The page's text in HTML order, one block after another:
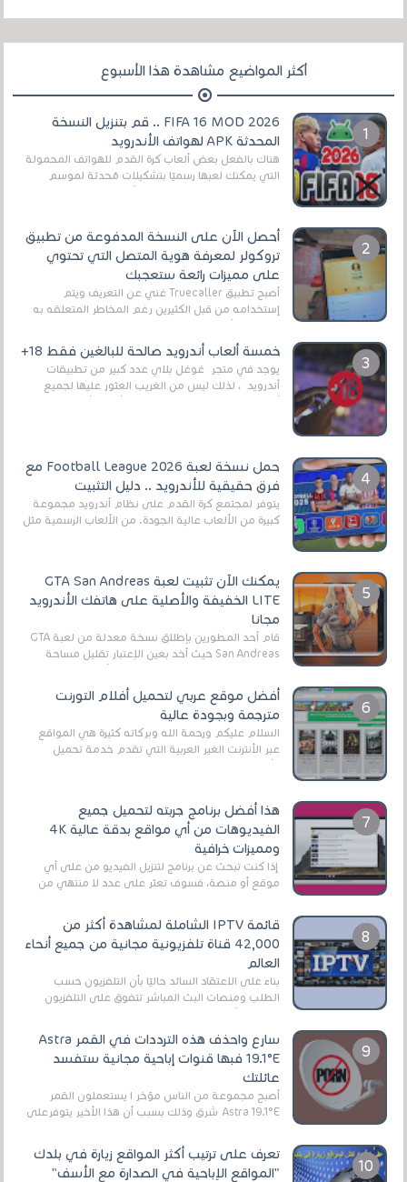
أكثر المواضيع مشاهدة هذا الأسبوع
FIFA 16 MOD 2026 .. قم بتنزيل النسخة
المحدثة APK لهواتف الأندرويد
هناك بالفعل بعض ألعاب كرة القدم للهواتف المحمولة
التي يمكنك لعبها رسميًا بتشكيلات مُحدثة لموسم
أحصل الآن على النسخة المدفوعة من تطبيق
تروكولر لمعرفة هوية المتصل التي تحتوي
على مميزات رائعة ستعجبك
أصبح تطبيق Truecaller غني عن التعريف ويتم
إستخدامه من قبل الكثيرين رغم المخاطر المتعلقه به
خمسة ألعاب أندرويد صالحة للبالغين فقط 18+
يوجد في متجر غوغل بلاي عدد كبير من تطبيقات
أندرويد ، لذلك ليس من الغريب العثور عليها لجميع
حمل نسخة لعبة Football League 2026 مع
فرق حقيقية للأندرويد .. دليل التثبيت
يتوفر لمجتمع كرة القدم على نظام أندرويد مجموعة
كبيرة من الألعاب عالية الجودة. من الألعاب الرسمية مثل
يمكنك الآن تثبيت لعبة GTA San Andreas
LITE الخفيفة والأصلية على هاتفك الأندرويد
مجانا
قام أحد المطورين بإطلاق نسخة معدلة من لعبة GTA
San Andreas حيث أخد بعين الإعتبار تقليل مساحة
أفضل موقع عربي لتحميل أفلام التورنت
مترجمة وبجودة عالية
السلام عليكم ورحمة الله وبركاته كثيرة هي المواقع
عبر الأنترنت الغير العربية التي تقدم خدمة تحميل
الأفلام على التورنت ، ومعظم هذه المواقع ل...
هذا أفضل برنامج جربته لتحميل جميع
الفيديوهات من أي مواقع بدقة عالية 4K
ومميزات خرافية
إذا كنت تبحث عن برنامج لتنزيل الفيديو من على أي
موقع أو منصة، فسوف تعثر على عدد لا منتهي من
قائمة IPTV الشاملة لمشاهدة أكثر من
42,000 قناة تلفزيونية مجانية من جميع أنحاء
العالم
بناءً على الاعتقاد السائد حاليًا بأن التلفزيون حسب
الطلب ومنصات البث المباشر تتفوق على التلفزيون
الرقمي الأرضي التقليدي، يُعدّ IPTV-org خيار...
سارع واحذف هذه الترددات في القمر Astra
19.1°E فبها قنوات إباحية مجانية ستفسد
عائلتك
أصبح مجموعة من الناس مؤخر ا يستعملون القمر
Astra 19.1°E شرق وذلك بسبب أن هذا الأخير يتوفرعلى
تعرف على ترتيب أكثر المواقع زيارة في بلدك
"المواقع الإباحية في الصدارة مع الأسف"